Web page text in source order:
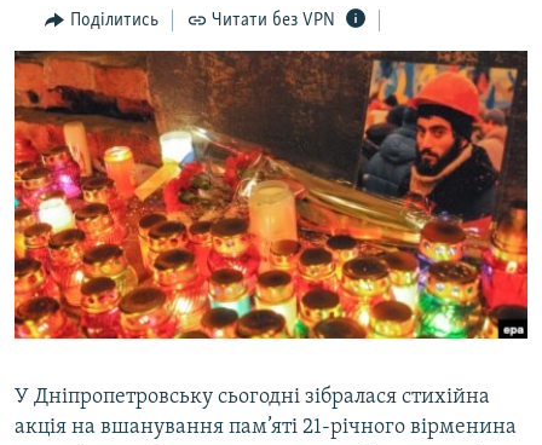
Перейти
до
пошуку
ПОГЛЯД
ІНТЕРВ'Ю
ВСЕ ЗА ДЕНЬ
СПЕЦПРОЕКТИ
ДЕПОРТАЦІЯ
ВІДЕОУРОКИ «ELIFBE»
СВІДЧЕННЯ ОКУПАЦІЇ
УКРАЇНСЬКА ПРОБЛЕМА КРИМУ
ЯК ОБІЙТИ БЛОКУВАННЯ
Русский
Qırımtatar
Поділитись Читати без VPN
У Дніпропетровську сьогодні зібралася стихійна
акція на вшанування пам’яті 21-річного вірменина